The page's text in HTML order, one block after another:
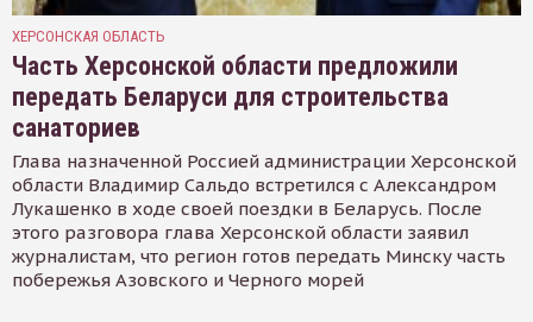
ХЕРСОНСКАЯ ОБЛАСТЬ
Часть Херсонской области предложили
передать Беларуси для строительства
санаториев
Глава назначенной Россией администрации Херсонской
области Владимир Сальдо встретился с Александром
Лукашенко в ходе своей поездки в Беларусь. После
этого разговора глава Херсонской области заявил
журналистам, что регион готов передать Минску часть
побережья Азовского и Черного морей